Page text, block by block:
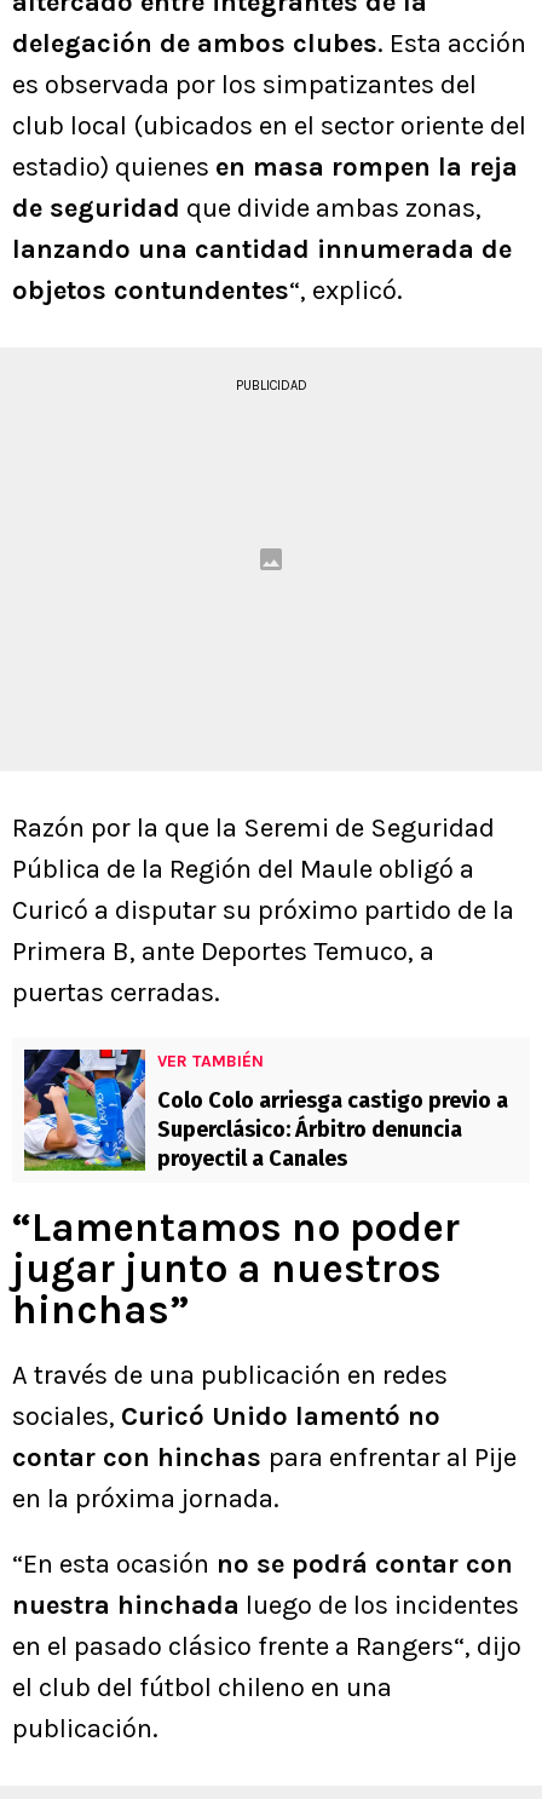
delegación de ambos clubes. Esta acción
es observada por los simpatizantes del
club local (ubicados en el sector oriente del
estadio) quienes en masa rompen la reja
de seguridad que divide ambas zonas,
lanzando una cantidad innumerada de
objetos contundentes“, explicó.
PUBLICIDAD
Razón por la que la Seremi de Seguridad
Pública de la Región del Maule obligó a
Curicó a disputar su próximo partido de la
Primera B, ante Deportes Temuco, a
puertas cerradas.
VER TAMBIÉN
Colo Colo arriesga castigo previo a
Superclásico: Árbitro denuncia
proyectil a Canales
“Lamentamos no poder
jugar junto a nuestros
hinchas”
A través de una publicación en redes
sociales, Curicó Unido lamentó no
contar con hinchas para enfrentar al Pije
en la próxima jornada.
“En esta ocasión no se podrá contar con
nuestra hinchada luego de los incidentes
en el pasado clásico frente a Rangers“, dijo
el club del fútbol chileno en una
publicación.